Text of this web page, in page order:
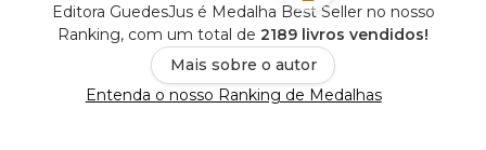
Editora GuedesJus é Medalha Best Seller no nosso
Ranking, com um total de 2189 livros vendidos!
Mais sobre o autor
Entenda o nosso Ranking de Medalhas